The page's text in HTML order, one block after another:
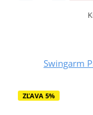
Swingarm
ZĽAVA 5%